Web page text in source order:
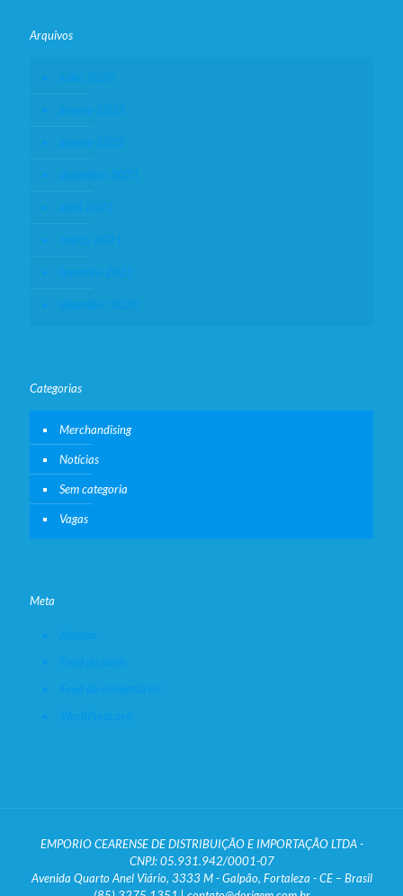
Arquivos
julho 2026
janeiro 2023
janeiro 2022
dezembro 2021
abril 2021
março 2021
fevereiro 2021
dezembro 2020
Categorias
Merchandising
Notícias
Sem categoria
Vagas
Meta
EMPORIO CEARENSE DE DISTRIBUIÇÃO E IMPORTAÇÃO LTDA -
CNPJ: 05.931.942/0001-07
Avenida Quarto Anel Viário, 3333 M - Galpão, Fortaleza - CE – Brasil